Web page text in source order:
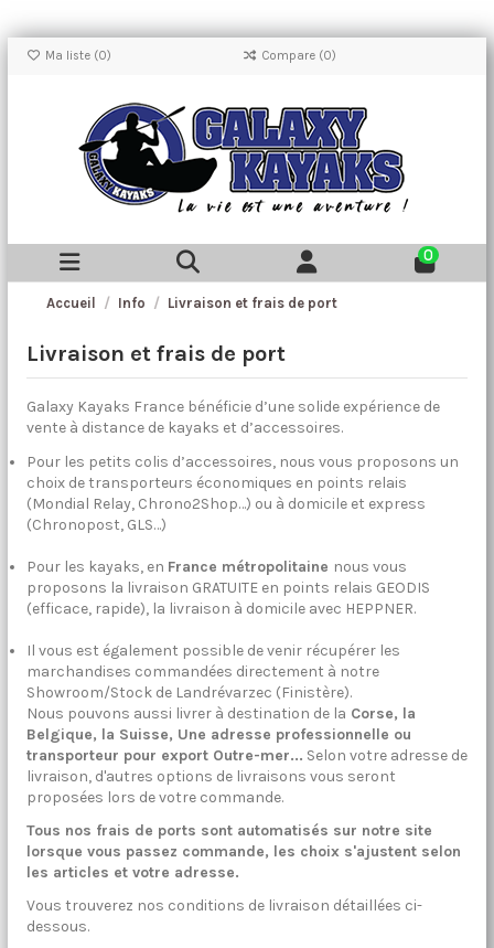
Ma liste (0) Compare (0)
0
Accueil Info Livraison et frais de port
Livraison et frais de port
Galaxy Kayaks France bénéficie d’une solide expérience de
vente à distance de kayaks et d’accessoires.
Pour les petits colis d’accessoires, nous vous proposons un
choix de transporteurs économiques en points relais
(Mondial Relay, Chrono2Shop…) ou à domicile et express
(Chronopost, GLS…)
Pour les kayaks, en France métropolitaine nous vous
proposons la livraison GRATUITE en points relais GEODIS
(efficace, rapide), la livraison à domicile avec HEPPNER.
Il vous est également possible de venir récupérer les
marchandises commandées directement à notre
Showroom/Stock de Landrévarzec (Finistère).
Nous pouvons aussi livrer à destination de la Corse, la
Belgique, la Suisse, Une adresse professionnelle ou
transporteur pour export Outre-mer... Selon votre adresse de
livraison, d'autres options de livraisons vous seront
proposées lors de votre commande.
Tous nos frais de ports sont automatisés sur notre site
lorsque vous passez commande, les choix s'ajustent selon
les articles et votre adresse.
Vous trouverez nos conditions de livraison détaillées ci-
dessous.